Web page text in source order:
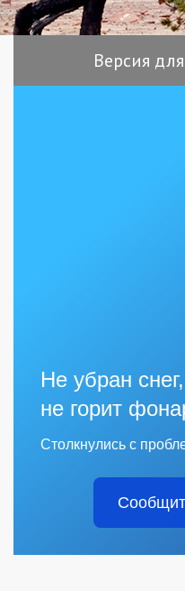
Версия
Не убран
не горит
Столкнулись с